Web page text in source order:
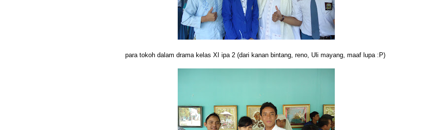
para tokoh dalam drama kelas XI ipa 2 (dari kanan bintang, reno, Uli mayang, maaf lupa :P)